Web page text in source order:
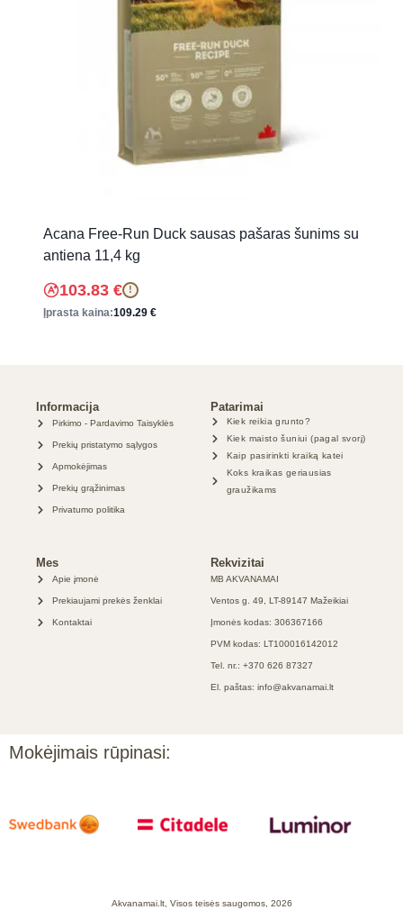
Acana Free-Run Duck sausas pašaras šunims su
antiena 11,4 kg
103.83 € !
Įprasta kaina:109.29 €
Informacija
Pirkimo - Pardavimo Taisyklės
Prekių pristatymo sąlygos
Apmokėjimas
Prekių grąžinimas
Privatumo politika
Patarimai
Kiek reikia grunto?
Kiek maisto šuniui (pagal svorį)
Kaip pasirinkti kraiką katei
Koks kraikas geriausias
graužikams
Mes
Apie įmonė
Prekiaujami prekės ženklai
Kontaktai
Rekvizitai
MB AKVANAMAI
Ventos g. 49, LT-89147 Mažeikiai
Įmonės kodas: 306367166
PVM kodas: LT100016142012
Tel. nr.: +370 626 87327
El. paštas: info@akvanamai.lt
Mokėjimais rūpinasi:
Akvanamai.lt, Visos teisės saugomos, 2026